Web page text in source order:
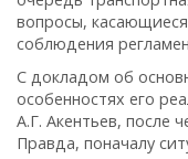
вопросы,
соблюдения
С докладом об
особенностях его
А.Г. Акентьев, после
Правда, поначалу